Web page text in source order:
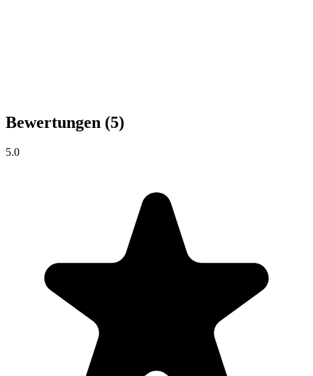
Bewertungen (5)
5.0